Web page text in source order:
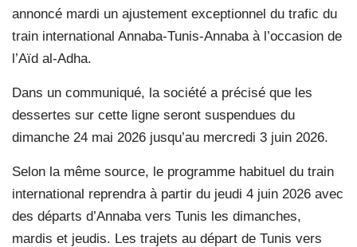
annoncé mardi un ajustement exceptionnel du trafic du
train international Annaba-Tunis-Annaba à l’occasion de
l’Aïd al-Adha.
Dans un communiqué, la société a précisé que les
dessertes sur cette ligne seront suspendues du
dimanche 24 mai 2026 jusqu’au mercredi 3 juin 2026.
Selon la même source, le programme habituel du train
international reprendra à partir du jeudi 4 juin 2026 avec
des départs d’Annaba vers Tunis les dimanches,
mardis et jeudis. Les trajets au départ de Tunis vers